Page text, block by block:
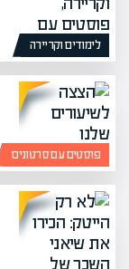
לימודים וקריירה
פוסטים עם סרטונים